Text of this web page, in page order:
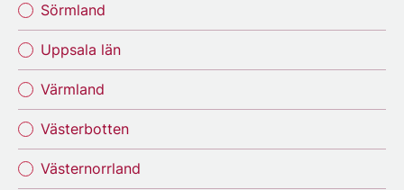
Sörmland
Uppsala län
Värmland
Västerbotten
Västernorrland